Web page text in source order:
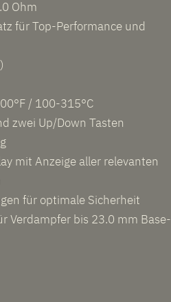
Ohm
für Top-Performance und
/ 100-315°C
zwei Up/Down Tasten
mit Anzeige aller relevanten
für optimale Sicherheit
Verdampfer bis 23.0 mm Base-